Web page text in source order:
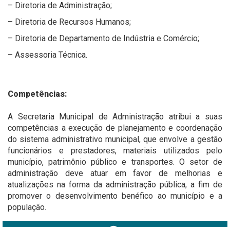
– Diretoria de Administração;
– Diretoria de Recursos Humanos;
– Diretoria de Departamento de Indústria e Comércio;
– Assessoria Técnica.
Competências:
A Secretaria Municipal de Administração atribui a suas
competências a execução de planejamento e coordenação
do sistema administrativo municipal, que envolve a gestão
funcionários e prestadores, materiais utilizados pelo
município, patrimônio público e transportes. O setor de
administração deve atuar em favor de melhorias e
atualizações na forma da administração pública, a fim de
promover o desenvolvimento benéfico ao município e a
população.